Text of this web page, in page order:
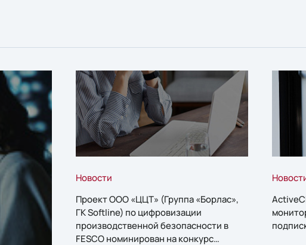
Новости
Проект ООО «ЦЦТ» (Группа «Борлас»,
ГК Softline) по цифровизации
производственной безопасности в
FESCO номинирован на конкурс